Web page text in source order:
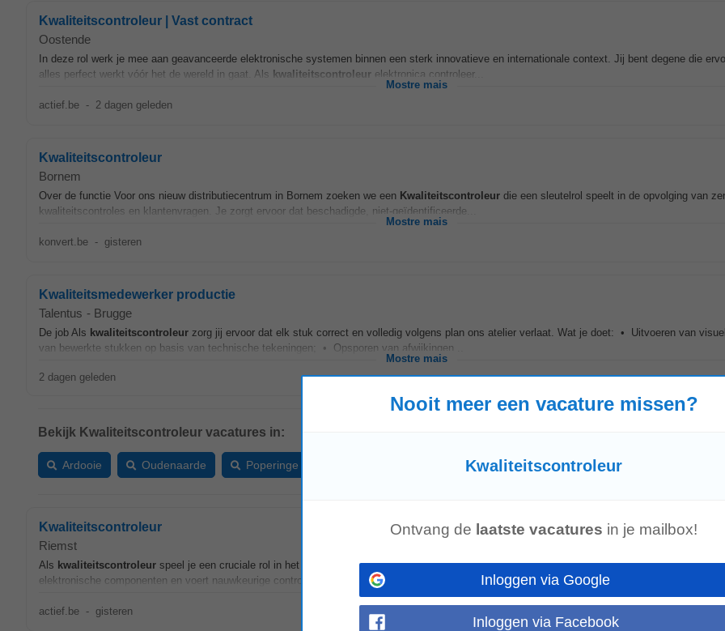
Kwaliteitscontroleur | Vast contract
Oostende
In deze rol werk je mee aan geavanceerde elektronische systemen binnen een sterk innovatieve en internationale context. Jij bent degene die
alles perfect werkt vóór het de wereld in gaat. Als kwaliteitscontroleur elektronica controleer...
Mostre mais
actief.be - 2 dagen geleden
Kwaliteitscontroleur
Bornem
Over de functie Voor ons nieuw distributiecentrum in Bornem zoeken we een Kwaliteitscontroleur die een sleutelrol speelt in de opvolging van
kwaliteitscontroles en klantenvragen. Je zorgt ervoor dat beschadigde, niet-geïdentificeerde...
Mostre mais
konvert.be - gisteren
Kwaliteitsmedewerker productie
Talentus - Brugge
De job Als kwaliteitscontroleur zorg jij ervoor dat elk stuk correct en volledig volgens plan ons atelier verlaat. Wat je doet: • Uitvoeren van
van bewerkte stukken op basis van technische tekeningen; • Opsporen van afwijkingen...
Mostre mais
2 dagen geleden
Bekijk Kwaliteitscontroleur vacatures in:
Ardooie Oudenaarde Poperinge
Kwaliteitscontroleur
Riemst
Als kwaliteitscontroleur speel je een cruciale rol in het bewaken van de kwaliteit binnen een hoogtechnologische productieomgeving. Je werkt
elektronische componenten en voert nauwkeurige controles uit om ervoor te zorgen dat elk...
actief.be - gisteren
Nooit meer een vacature missen?
Kwaliteitscontroleur
Ontvang de laatste vacatures in je mailbox!
Inloggen via Google
Inloggen via Facebook